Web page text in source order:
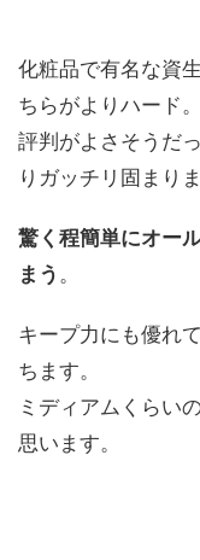
化粧品で有名な資
ちらがよりハード。
評判がよさそうだ
りガッチリ固まりま
驚く程簡単にオー
まう 。
キープ力にも優れ
ちます。
ミディアムくらい
思います。